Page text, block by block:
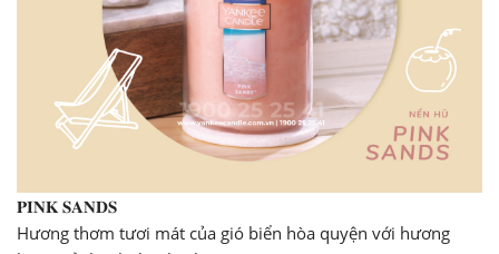
𝐏𝐈𝐍𝐊 𝐒𝐀𝐍𝐃𝐒
Hương thơm tươi mát của gió biển hòa quyện với hương